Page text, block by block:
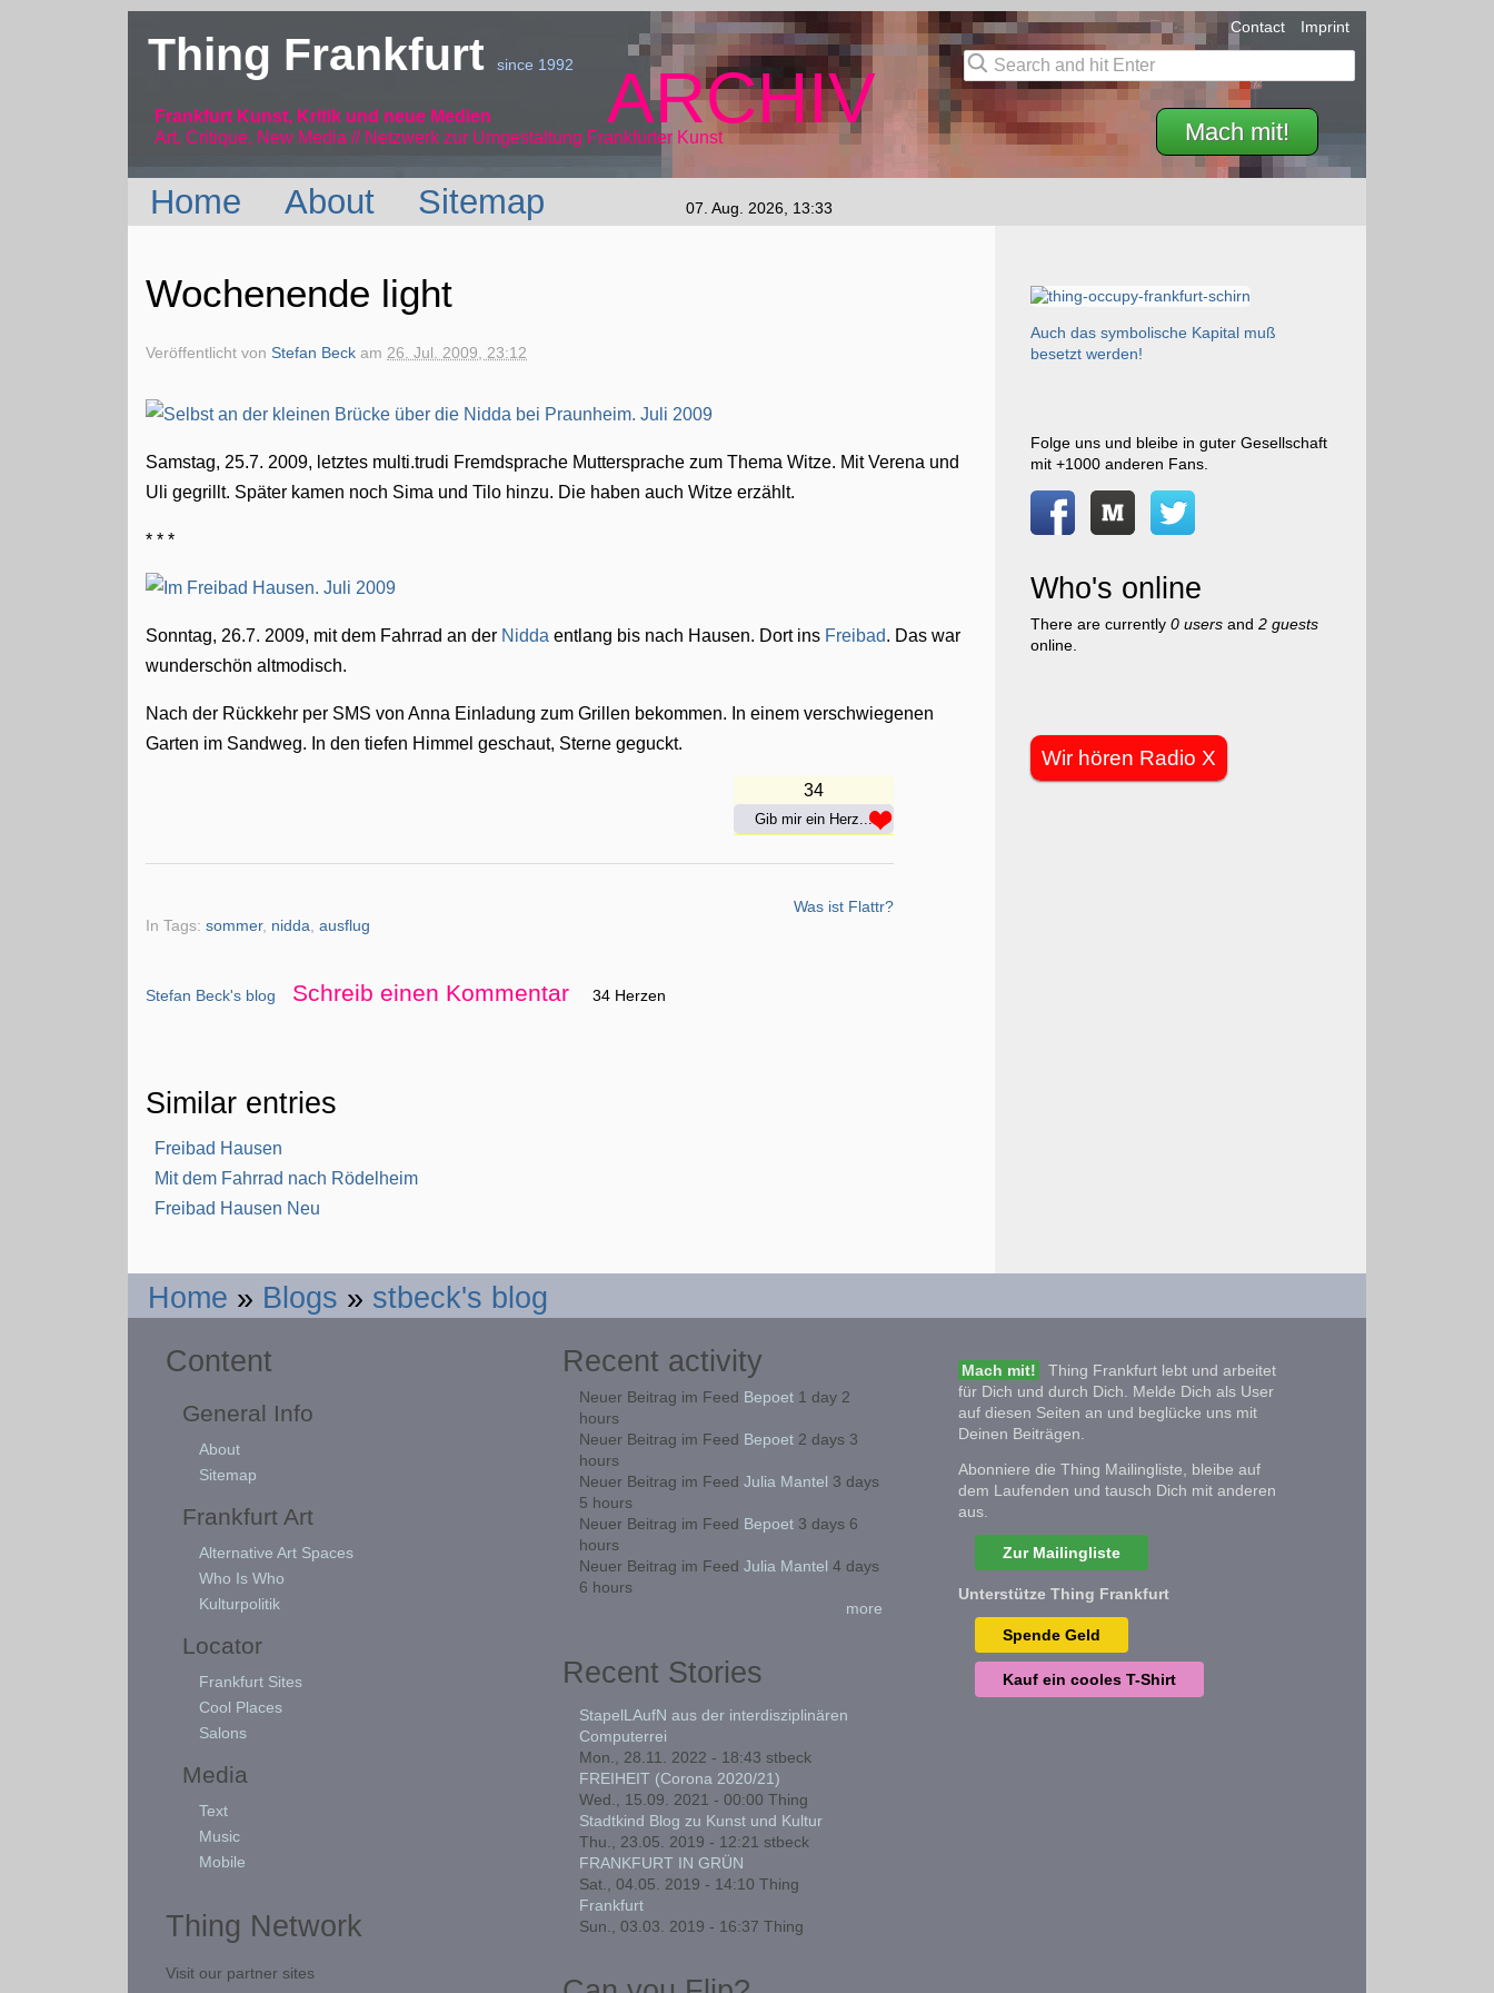
Thing Frankfurtsince 1992
Frankfurt Kunst, Kritik und neue Medien
Art, Critique, New Media // Netzwerk
ARCHIV
zur Umgestaltung Frankfurter Kunst Mach mit!
Contact Imprint
Home About Sitemap 07. Aug. 2026, 13:33
Wochenende light
Veröffentlicht vonStefan Beck am26. Jul. 2009, 23:12
Samstag, 25.7. 2009, letztes multi.trudi Fremdsprache Muttersprache zum Thema Witze. Mit Verena und
Uli gegrillt. Später kamen noch Sima und Tilo hinzu. Die haben auch Witze erzählt.
* * *
Sonntag, 26.7. 2009, mit dem Fahrrad an der Nidda entlang bis nach Hausen. Dort ins Freibad. Das war
wunderschön altmodisch.
Nach der Rückkehr per SMS von Anna Einladung zum Grillen bekommen. In einem verschwiegenen
Garten im Sandweg. In den tiefen Himmel geschaut, Sterne geguckt.
34
Gib mir ein Herz...
In Tags:sommer, nidda ,ausflug
Was ist Flattr?
Stefan Beck's blog Schreib einen Kommentar 34 Herzen
Similar entries
Freibad Hausen
Mit dem Fahrrad nach Rödelheim
Freibad Hausen Neu
Auch das symbolische Kapital muß
besetzt werden!
Folge uns und bleibe in guter Gesellschaft
mit +1000 anderen Fans.
Who's online
There are currently 0 usersand 2 guests
online.
Wir hören Radio X
Home » Blogs » stbeck's blog
Content
General Info
About
Sitemap
Frankfurt Art
Alternative Art Spaces
Who Is Who
Kulturpolitik
Locator
Frankfurt Sites
Cool Places
Salons
Media
Text
Music
Mobile
Thing Network
Visit our partner sites
Recent activity
Neuer Beitrag im Feed Bepoet1 day 2
hours
Neuer Beitrag im Feed Bepoet2 days 3
hours
Neuer Beitrag im Feed Julia Mantel 3 days
5 hours
Neuer Beitrag im Feed Bepoet3 days 6
hours
Neuer Beitrag im Feed Julia Mantel 4 days
6 hours
more
Recent Stories
StapelLAufN aus der interdisziplinären
Computerrei
Mon., 28.11. 2022 - 18:43 stbeck
FREIHEIT (Corona 2020/21)
Wed., 15.09. 2021 - 00:00 Thing
Stadtkind Blog zu Kunst und Kultur
Thu., 23.05. 2019 - 12:21 stbeck
FRANKFURT IN GRÜN
Sat., 04.05. 2019 - 14:10 Thing
Frankfurt
Sun., 03.03. 2019 - 16:37 Thing
Mach mit!
Thing Frankfurt lebt und arbeitet
für Dich und durch Dich. Melde Dich als User
auf diesen Seiten an und beglücke uns mit
Deinen Beiträgen.
Abonniere die Thing Mailingliste, bleibe auf
dem Laufenden und tausch Dich mit anderen
aus.
Zur Mailingliste
Unterstütze Thing Frankfurt
Spende Geld
Kauf ein cooles T-Shirt